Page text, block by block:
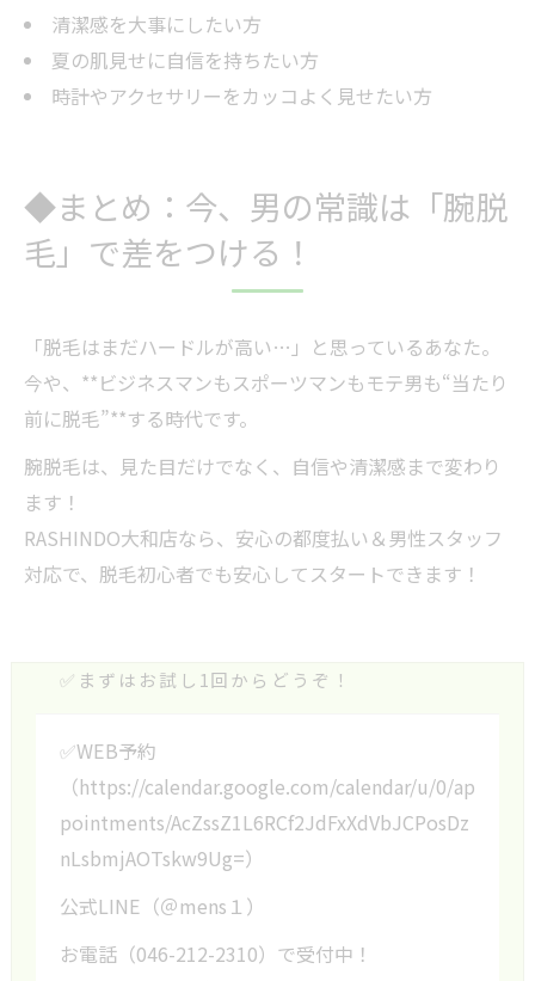
清潔感を大事にしたい方
夏の肌見せに自信を持ちたい方
時計やアクセサリーをカッコよく見せたい方
◆まとめ：今、男の常識は「腕脱
毛」で差をつける！
「脱毛はまだハードルが高い…」と思っているあなた。
今や、**ビジネスマンもスポーツマンもモテ男も“当たり
前に脱毛”**する時代です。
腕脱毛は、見た目だけでなく、自信や清潔感まで変わり
ます！
RASHINDO大和店なら、安心の都度払い＆男性スタッフ
対応で、脱毛初心者でも安心してスタートできます！
✅まずはお試し1回からどうぞ！
✅WEB予約
（https://calendar.google.com/calendar/u/0/ap
pointments/AcZssZ1L6RCf2JdFxXdVbJCPosDz
nLsbmjAOTskw9Ug=）
公式LINE（＠mens１）
お電話（046-212-2310）で受付中！